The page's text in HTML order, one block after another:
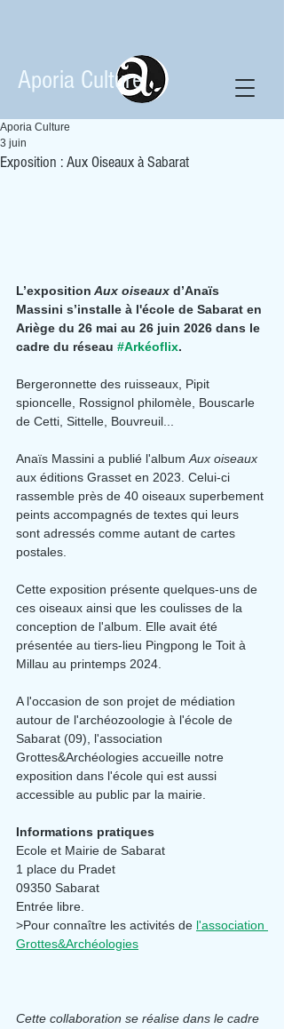
Aporia Culture
Exposition : Aux Oiseaux à Sabarat
Aporia Culture
3 juin
L’exposition Aux oiseaux d’Anaïs
Massini s’installe à l'école de Sabarat en
Ariège du 26 mai au 26 juin 2026 dans le
cadre du réseau #Arkéoflix.
Bergeronnette des ruisseaux, Pipit
spioncelle, Rossignol philomèle, Bouscarle
de Cetti, Sittelle, Bouvreuil...
Anaïs Massini a publié l'album Aux oiseaux
aux éditions Grasset en 2023. Celui-ci
rassemble près de 40 oiseaux superbement
peints accompagnés de textes qui leurs
sont adressés comme autant de cartes
postales.
Cette exposition présente quelques-uns de
ces oiseaux ainsi que les coulisses de la
conception de l'album. Elle avait été
présentée au tiers-lieu Pingpong le Toit à
Millau au printemps 2024.
A l'occasion de son projet de médiation
autour de l'archéozoologie à l'école de
Sabarat (09), l'association
Grottes&Archéologies accueille notre
exposition dans l'école qui est aussi
accessible au public par la mairie.
Informations pratiques
Ecole et Mairie de Sabarat
1 place du Pradet
09350 Sabarat
Entrée libre.
>Pour connaître les activités de l'association
Grottes&Archéologies
Cette collaboration se réalise dans le cadre